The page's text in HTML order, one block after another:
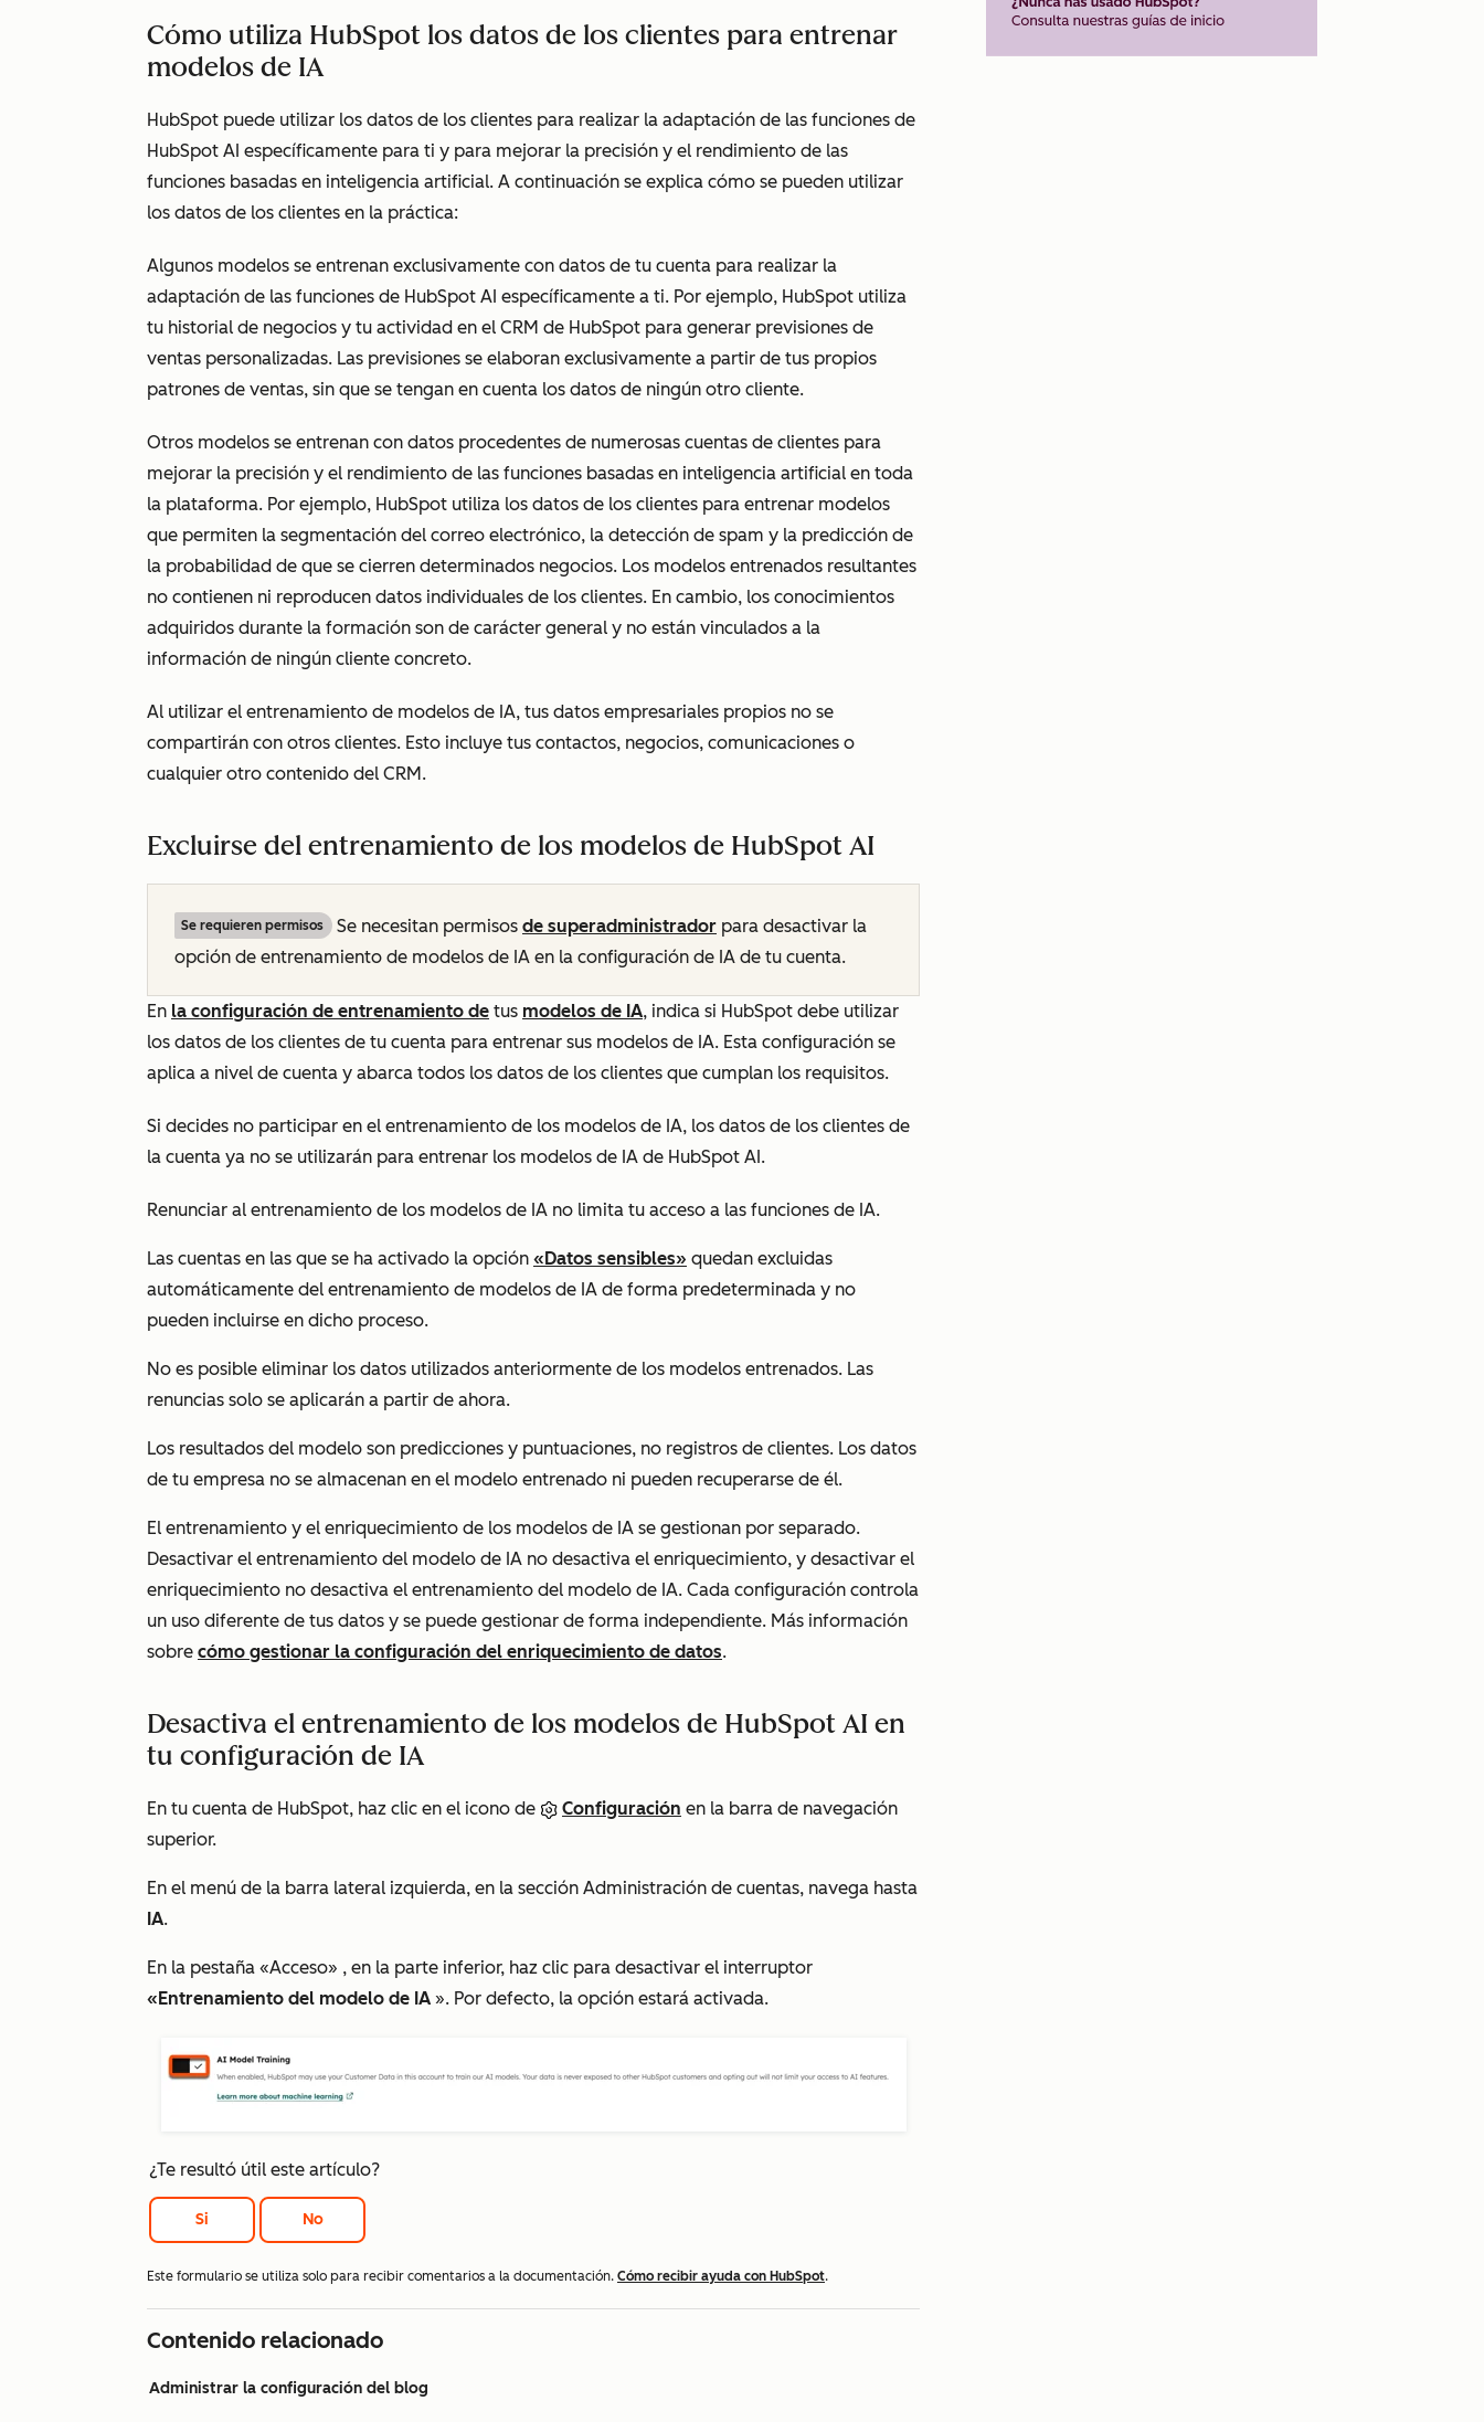
Cómo utiliza HubSpot los datos de los clientes para entrenar
modelos de IA
HubSpot puede utilizar los datos de los clientes para realizar la adaptación de las funciones de
HubSpot AI específicamente para ti y para mejorar la precisión y el rendimiento de las
funciones basadas en inteligencia artificial. A continuación se explica cómo se pueden utilizar
los datos de los clientes en la práctica:
Algunos modelos se entrenan exclusivamente con datos de tu cuenta para realizar la
adaptación de las funciones de HubSpot AI específicamente a ti. Por ejemplo, HubSpot utiliza
tu historial de negocios y tu actividad en el CRM de HubSpot para generar previsiones de
ventas personalizadas. Las previsiones se elaboran exclusivamente a partir de tus propios
patrones de ventas, sin que se tengan en cuenta los datos de ningún otro cliente.
Otros modelos se entrenan con datos procedentes de numerosas cuentas de clientes para
mejorar la precisión y el rendimiento de las funciones basadas en inteligencia artificial en toda
la plataforma. Por ejemplo, HubSpot utiliza los datos de los clientes para entrenar modelos
que permiten la segmentación del correo electrónico, la detección de spam y la predicción de
la probabilidad de que se cierren determinados negocios. Los modelos entrenados resultantes
no contienen ni reproducen datos individuales de los clientes. En cambio, los conocimientos
adquiridos durante la formación son de carácter general y no están vinculados a la
información de ningún cliente concreto.
Al utilizar el entrenamiento de modelos de IA, tus datos empresariales propios no se
compartirán con otros clientes. Esto incluye tus contactos, negocios, comunicaciones o
cualquier otro contenido del CRM.
Excluirse del entrenamiento de los modelos de HubSpot AI
Se requieren permisos Se necesitan permisos de superadministrador para desactivar la
opción de entrenamiento de modelos de IA en la configuración de IA de tu cuenta.
En la configuración de entrenamiento de tus modelos de IA, indica si HubSpot debe utilizar
los datos de los clientes de tu cuenta para entrenar sus modelos de IA. Esta configuración se
aplica a nivel de cuenta y abarca todos los datos de los clientes que cumplan los requisitos.
Si decides no participar en el entrenamiento de los modelos de IA, los datos de los clientes de
la cuenta ya no se utilizarán para entrenar los modelos de IA de HubSpot AI.
Renunciar al entrenamiento de los modelos de IA no limita tu acceso a las funciones de IA.
Las cuentas en las que se ha activado la opción «Datos sensibles» quedan excluidas
automáticamente del entrenamiento de modelos de IA de forma predeterminada y no
pueden incluirse en dicho proceso.
No es posible eliminar los datos utilizados anteriormente de los modelos entrenados. Las
renuncias solo se aplicarán a partir de ahora.
Los resultados del modelo son predicciones y puntuaciones, no registros de clientes. Los datos
de tu empresa no se almacenan en el modelo entrenado ni pueden recuperarse de él.
El entrenamiento y el enriquecimiento de los modelos de IA se gestionan por separado.
Desactivar el entrenamiento del modelo de IA no desactiva el enriquecimiento, y desactivar el
enriquecimiento no desactiva el entrenamiento del modelo de IA. Cada configuración controla
un uso diferente de tus datos y se puede gestionar de forma independiente. Más información
sobre cómo gestionar la configuración del enriquecimiento de datos.
Desactiva el entrenamiento de los modelos de HubSpot AI en
tu configuración de IA
En tu cuenta de HubSpot, haz clic en el icono de Configuración en la barra de navegación
superior.
En el menú de la barra lateral izquierda, en la sección Administración de cuentas, navega hasta
IA.
En la pestaña «Acceso» , en la parte inferior, haz clic para desactivar el interruptor
«Entrenamiento del modelo de IA ». Por defecto, la opción estará activada.
¿Te resultó útil este artículo?
Si No
Este formulario se utiliza solo para recibir comentarios a la documentación. Cómo recibir ayuda con HubSpot.
Contenido relacionado
Administrar la configuración del blog